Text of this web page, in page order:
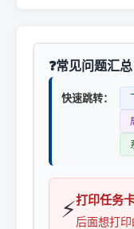
常见问题汇总
快速跳转：
⚡打印任务
后面想打